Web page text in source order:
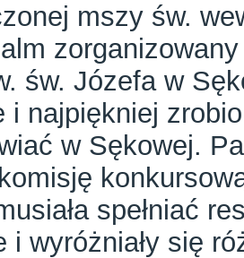
mszy św.
św. Józefa w
i najpiękniej
w Sękowej.
spełniać
i wyróżniały się